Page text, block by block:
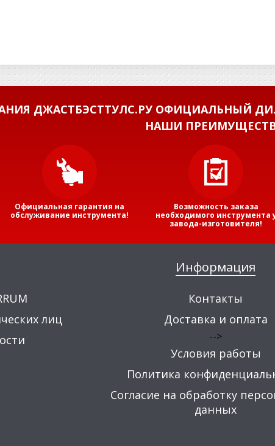
ДЖАСТБЭСТТУЛС.РУ ОФИЦИАЛЬНЫЙ
НАШИ
Официальная гарантия на
обслуживание инструмента!
Возможность заказа
необходимого инструмента
завода-изготовителя!
лиц
Информация
Контакты
Доставка и оплата
-->
Условия работы
Политика
Согласие на обработку
данных